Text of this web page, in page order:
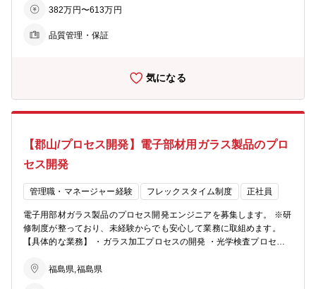
いる為、数年サイクルで商品開発・改善に取り組む必要があります。
点に置き、組織の枠を超えたチームで取り組み、着実に成果に繋げて
382万円〜613万円
品質管理・保証
気になる
【郡山/プロセス開発】電子部材用ガラス製品のプロ
セス開発
管理職・マネージャー経験 フレックスタイム制度 正社員
電子用部材ガラス製品のプロセス開発エンジニアを募集します。 ※研
修制度が整っており、未経験からでも安心して業務に取組めます。
【具体的な業務】 ・ガラス加工プロセスの開発 ・光学検査プロセス
方】 フレックスタイム制で、柔軟な勤務体制となっています。 ※配
福島県,福島県